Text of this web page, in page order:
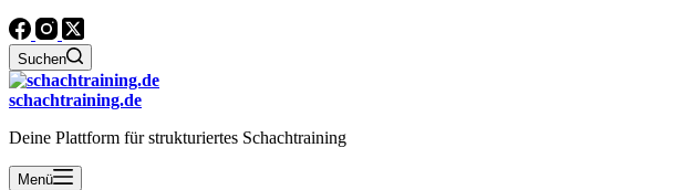
Suchen
schachtraining.de
Deine Plattform für strukturiertes Schachtraining
Menü